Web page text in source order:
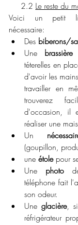
     2.2
Le reste du
Voici un petit
nécessaire:
Des biberons/
Une brassière
téterelles en
d'avoir les
travailler en
trouverez
d'occasion, il
réaliser une
Un
(goupillon,
une étole pour
Une photo de
téléphone fait
son odeur.
Une glacière,
réfrigérateur